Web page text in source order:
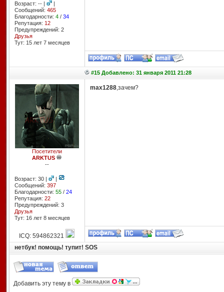
Возраст: -- |
|
Сообщений: 465
Благодарности: 4/ 34
Репутация: 12
Предупреждений: 2
Друзья
Тут: 15 лет 7 месяцев
#15 Добавлено: 31 января 2011 21:28
Посетители
ARKTUS
--
Возраст: 30 |
|
Сообщений: 397
Благодарности: 55/ 24
Репутация: 22
Предупреждений: 3
Друзья
Тут: 16 лет 8 месяцев
max1288,зачем?
ICQ: 594862321
нетбук! помощь! тупит! SOS
Добавить эту тему в